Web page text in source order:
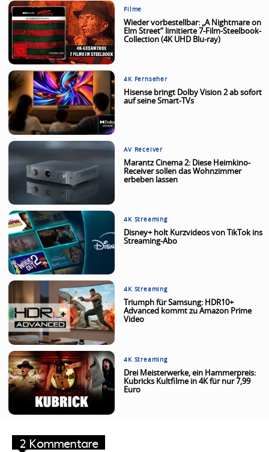
Filme
Wieder vorbestellbar: „A Nightmare on
Elm Street“ limitierte 7-Film-Steelbook-
Collection (4K UHD Blu-ray)
4K Fernseher
Hisense bringt Dolby Vision 2 ab sofort
auf seine Smart-TVs
AV Receiver
Marantz Cinema 2: Diese Heimkino-
Receiver sollen das Wohnzimmer
erbeben lassen
4K Streaming
Disney+ holt Kurzvideos von TikTok ins
Streaming-Abo
4K Streaming
Triumph für Samsung: HDR10+
Advanced kommt zu Amazon Prime
Video
4K Streaming
Drei Meisterwerke, ein Hammerpreis:
Kubricks Kultfilme in 4K für nur 7,99
Euro
2 Kommentare